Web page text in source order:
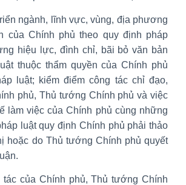
ngành, lĩnh vực, vùng, địa phương
của Chính phủ theo quy định pháp
hiệu lực, đình chỉ, bãi bỏ văn bản
thuộc thẩm quyền của Chính phủ
luật; kiểm điểm công tác chỉ đạo,
phủ, Thủ tướng Chính phủ và việc
làm việc của Chính phủ cùng những
luật quy định Chính phủ phải thảo
hoặc do Thủ tướng Chính phủ quyết
tác của Chính phủ, Thủ tướng Chính